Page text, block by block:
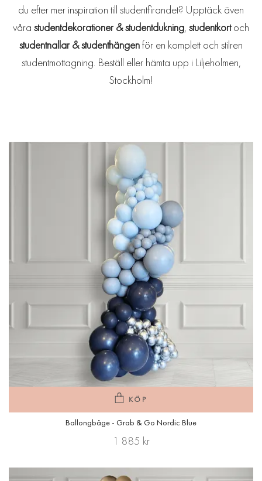
du efter mer inspiration till studentfirandet? Upptäck även
våra studentdekorationer & studentdukning, studentkortoch
studentnallar & studenthängenför en komplett och stilren
studentmottagning. Beställ eller hämta upp i Liljeholmen,
Stockholm!
KÖP
Ballongbåge - Grab & Go Nordic Blue
1 885 kr